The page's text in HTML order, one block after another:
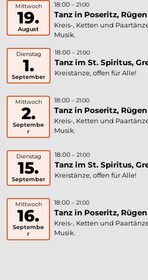
Mittwoch
19.
August
18:00 – 21:00
Tanz in Poseritz, Rügen
Kreis-, Ketten und
Musik.
Dienstag
1.
September
18:00 – 21:00
Tanz im St. Spiritus,
Kreistänze, offen für Alle!
Mittwoch
2.
Septembe
r
18:00 – 21:00
Tanz in Poseritz, Rügen
Kreis-, Ketten und
Musik.
Dienstag
15.
September
18:00 – 21:00
Tanz im St. Spiritus,
Kreistänze, offen für Alle!
Mittwoch
16.
Septembe
r
18:00 – 21:00
Tanz in Poseritz, Rügen
Kreis-, Ketten und
Musik.